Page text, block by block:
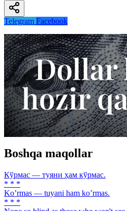
Telegram Facebook
Boshqa maqollar
Кўрмас — туяни ҳам кўрмас.
* * *
Koʼrmas — tuyani ham koʼrmas.
* * *